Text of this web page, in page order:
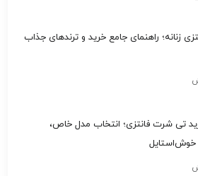
زنانه؛ راهنمای جامع خرید و ترندهای جذاب
تی شرت فانتزی؛ انتخاب مدل خاص،
خوش‌استایل